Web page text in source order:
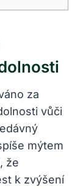
za
vůči
mýtem
že
k zvýšení